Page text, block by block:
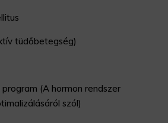
tüdőbetegség)
(A hormon rendszer
szól)